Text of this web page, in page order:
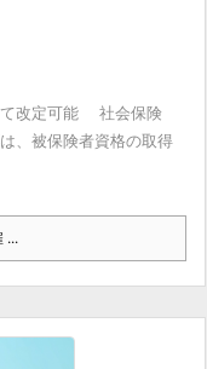
て改定可能 社会保険
、被保険者資格の取得
...